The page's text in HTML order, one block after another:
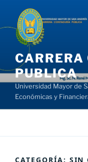
contenido
PUBLICA
Universidad Mayor de
Económicas y
CATEGORÍA: SIN